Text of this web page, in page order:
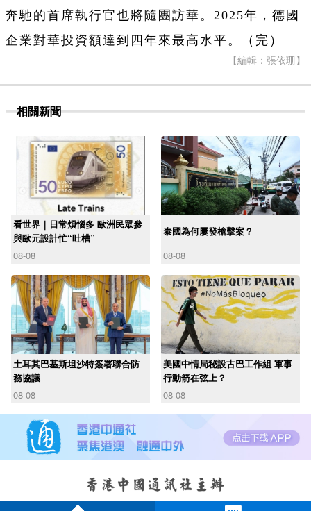
奔馳的首席執行官也將隨團訪華。2025年，德國
企業對華投資額達到四年來最高水平。（完）
【編輯：張依珊】
相關新聞
看世界｜日常煩惱多 歐洲民眾參
與歐元設計忙“吐槽”
08-08
泰國為何屢發槍擊案？
08-08
土耳其巴基斯坦沙特簽署聯合防
務協議
08-08
美國中情局秘設古巴工作組 軍事
行動箭在弦上？
08-08